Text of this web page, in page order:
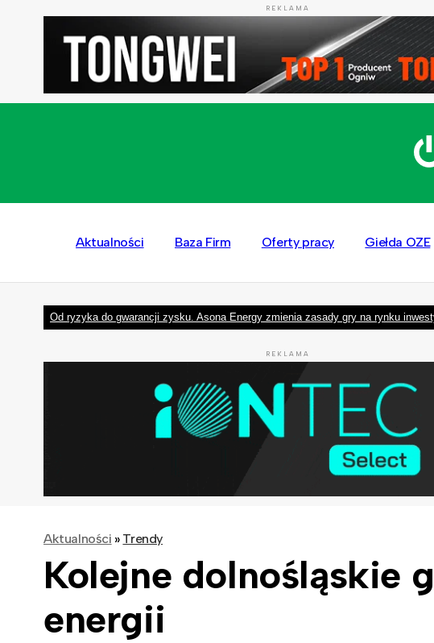
REKLAMA
Aktualności Baza Firm Oferty pracy Giełda OZE
Od ryzyka do gwarancji zysku. Asona Energy zmienia zasady gry na rynku
REKLAMA
Aktualności » Trendy
Kolejne dolnośląskie
energii